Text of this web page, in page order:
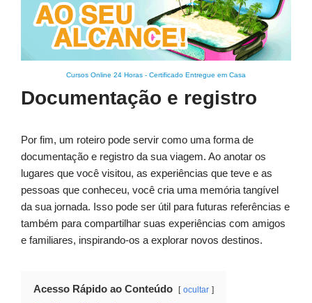
Cursos Online 24 Horas - Certificado Entregue em Casa
Documentação e registro
Por fim, um roteiro pode servir como uma forma de
documentação e registro da sua viagem. Ao anotar os
lugares que você visitou, as experiências que teve e as
pessoas que conheceu, você cria uma memória tangível
da sua jornada. Isso pode ser útil para futuras referências e
também para compartilhar suas experiências com amigos
e familiares, inspirando-os a explorar novos destinos.
Acesso Rápido ao Conteúdo ocultar